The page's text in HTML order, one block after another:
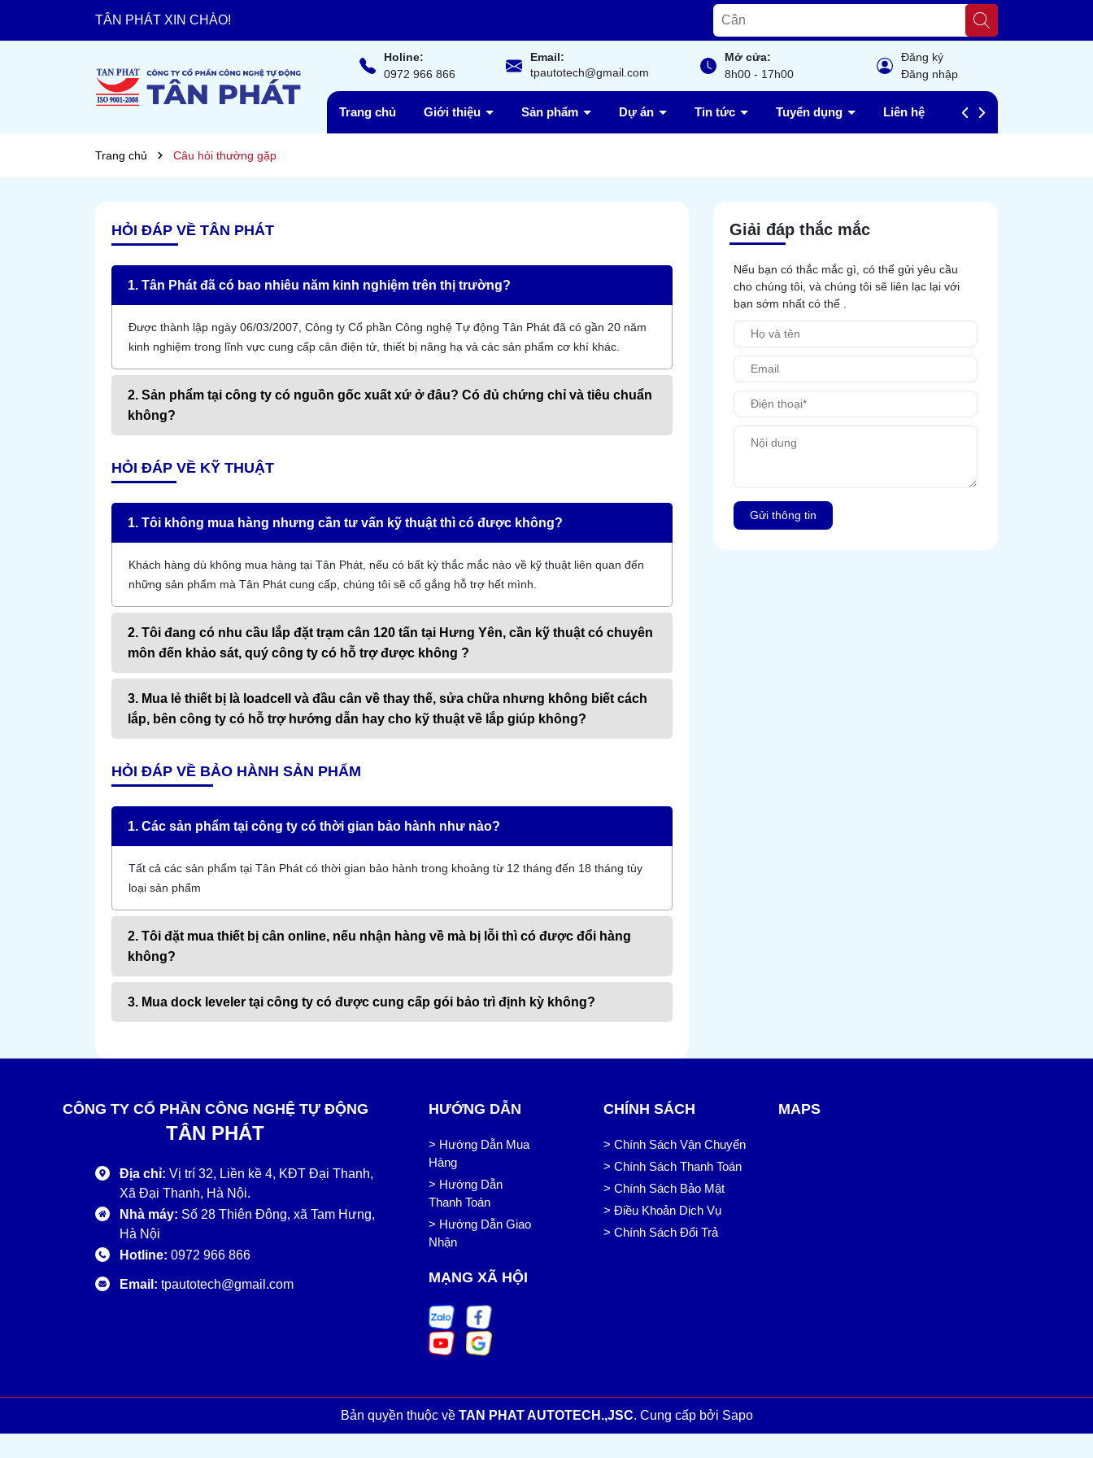
TÂN PHÁT XIN CHÀO!
Chia sẻ cơ hội - Hợp tác bền vững.
Holine:
0972 966 866
Email:
tpautotech@gmail.com
Mở cửa:
8h00 - 17h00
Đăng ký
Đăng nhập
Trang chủ Giới thiệu Sản phẩm Dự án Tin tức Tuyển dụng Liên hệ Câu hỏi thường gặp
Trang chủ Câu hỏi thường gặp
HỎI ĐÁP VỀ TÂN PHÁT
1. Tân Phát đã có bao nhiêu năm kinh nghiệm trên thị trường?
Được thành lập ngày 06/03/2007, Công ty Cổ phần Công nghệ Tự động Tân Phát đã có gần 20 năm
kinh nghiệm trong lĩnh vực cung cấp cân điện tử, thiết bị nâng hạ và các sản phẩm cơ khí khác.
2. Sản phẩm tại công ty có nguồn gốc xuất xứ ở đâu? Có đủ chứng chỉ và tiêu chuẩn
không?
HỎI ĐÁP VỀ KỸ THUẬT
1. Tôi không mua hàng nhưng cần tư vấn kỹ thuật thì có được không?
Khách hàng dù không mua hàng tại Tân Phát, nếu có bất kỳ thắc mắc nào về kỹ thuật liên quan đến
những sản phẩm mà Tân Phát cung cấp, chúng tôi sẽ cố gắng hỗ trợ hết mình.
2. Tôi đang có nhu cầu lắp đặt trạm cân 120 tấn tại Hưng Yên, cần kỹ thuật có chuyên
môn đến khảo sát, quý công ty có hỗ trợ được không ?
3. Mua lẻ thiết bị là loadcell và đầu cân về thay thế, sửa chữa nhưng không biết cách
lắp, bên công ty có hỗ trợ hướng dẫn hay cho kỹ thuật về lắp giúp không?
HỎI ĐÁP VỀ BẢO HÀNH SẢN PHẨM
1. Các sản phẩm tại công ty có thời gian bảo hành như nào?
Tất cả các sản phẩm tại Tân Phát có thời gian bảo hành trong khoảng từ 12 tháng đến 18 tháng tùy
loại sản phẩm
2. Tôi đặt mua thiết bị cân online, nếu nhận hàng về mà bị lỗi thì có được đổi hàng
không?
3. Mua dock leveler tại công ty có được cung cấp gói bảo trì định kỳ không?
Giải đáp thắc mắc
Nếu bạn có thắc mắc gì, có thể gửi yêu cầu
cho chúng tôi, và chúng tôi sẽ liên lạc lại với
bạn sớm nhất có thể .
Gửi thông tin
CÔNG TY CỔ PHẦN CÔNG NGHỆ TỰ ĐỘNG
TÂN PHÁT
Địa chỉ: Vị trí 32, Liền kề 4, KĐT Đại Thanh,
Xã Đại Thanh, Hà Nội.
Nhà máy: Số 28 Thiên Đông, xã Tam Hưng,
Hà Nội
Hotline: 0972 966 866
Email: tpautotech@gmail.com
HƯỚNG DẪN
> Hướng Dẫn Mua
Hàng
> Hướng Dẫn
Thanh Toán
> Hướng Dẫn Giao
Nhận
MẠNG XÃ HỘI
CHÍNH SÁCH
> Chính Sách Vận Chuyển
> Chính Sách Thanh Toán
> Chính Sách Bảo Mật
> Điều Khoản Dịch Vụ
> Chính Sách Đổi Trả
MAPS
Bản quyền thuộc về TAN PHAT AUTOTECH.,JSC. Cung cấp bởi Sapo